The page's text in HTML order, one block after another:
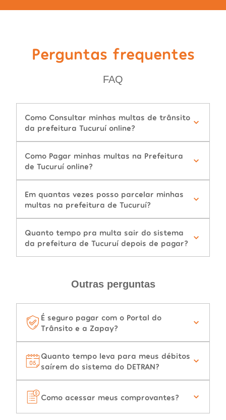
Perguntas frequentes
FAQ
Como Consultar minhas multas de trânsito
da prefeitura Tucuruí online?
Como Pagar minhas multas na Prefeitura
de Tucuruí online?
Em quantas vezes posso parcelar minhas
multas na prefeitura de Tucuruí?
Quanto tempo pra multa sair do sistema
da prefeitura de Tucuruí depois de pagar?
Outras perguntas
É seguro pagar com o Portal do
Trânsito e a Zapay?
Quanto tempo leva para meus débitos
saírem do sistema do DETRAN?
Como acessar meus comprovantes?